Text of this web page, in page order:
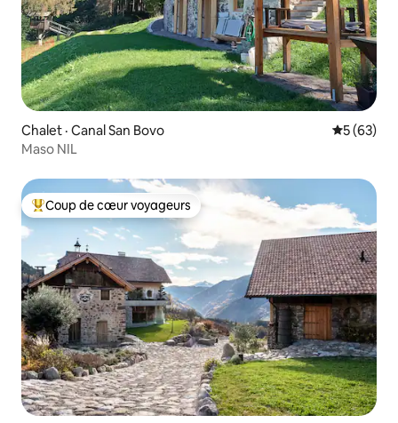
Chalet · Canal San Bovo Note
5 (63)
Maso NIL
Coup de cœur voyageurs parmi les plus aimés
Coup de cœur voyageurs